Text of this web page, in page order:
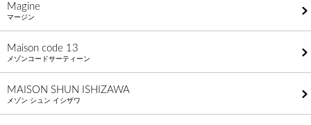
Magine
マージン
Maison code 13
メゾンコードサーティーン
MAISON SHUN ISHIZAWA
メゾン シュン イシザワ